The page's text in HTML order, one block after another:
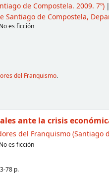
de Compostela. 2009. 7º)
Santiago de Compostela,
No es ficción
del Franquismo.
ante la crisis
del Franquismo(Santiago
No es ficción
78 p.